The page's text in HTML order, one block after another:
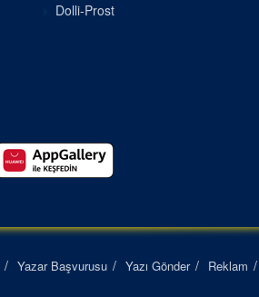
Dolli-Prost
Yazar Başvurusu Yazı Gönder Reklam